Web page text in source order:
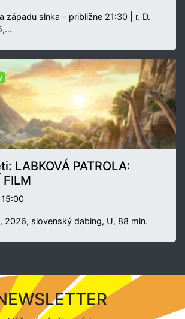
západu slnka – približne 21:30 | r. D.
LABKOVÁ PATROLA:
FILM
2026, slovenský dabing, U, 88 min.